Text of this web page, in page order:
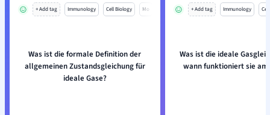
+ Add tag Immunology Cell Biology Mo
Was ist die formale Definition der
allgemeinen Zustandsgleichung für
ideale Gase?
+ Add tag Immunology
Was ist die ideale
wann funktioniert sie am